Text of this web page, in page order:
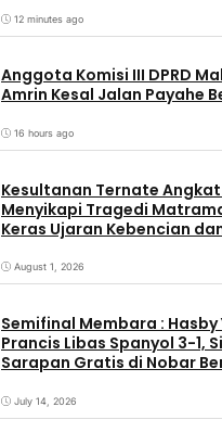
12 minutes ago
Anggota Komisi III DPRD
Amrin Kesal Jalan Payahe
16 hours ago
Kesultanan Ternate
Menyikapi Tragedi
Keras Ujaran Kebencian
August 1, 2026
Semifinal Membara : Hasby
Prancis Libas Spanyol 3-1,
Sarapan Gratis di Nobar
July 14, 2026